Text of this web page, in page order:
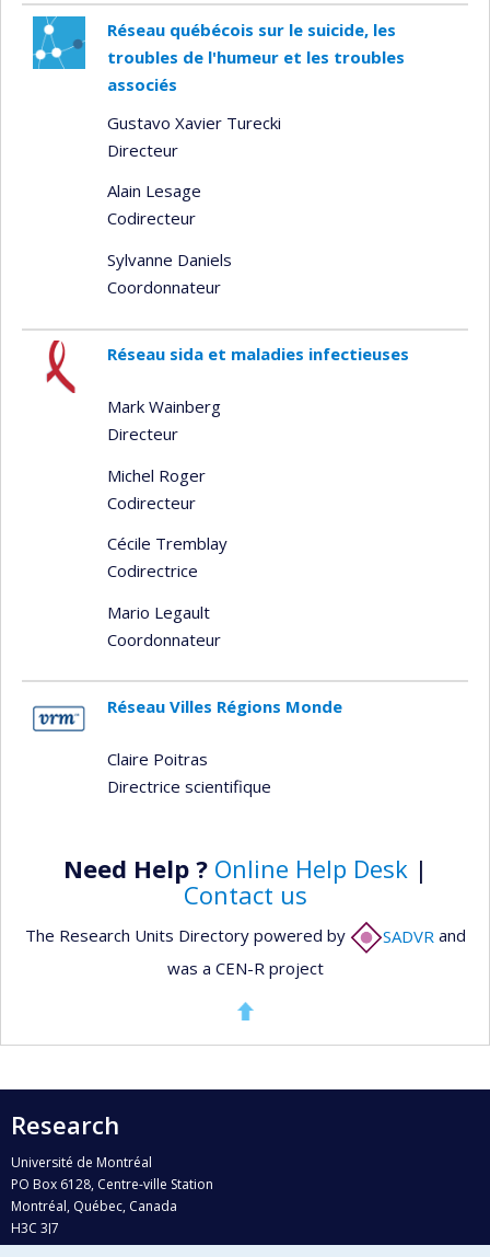
Réseau québécois sur le suicide, les
troubles de l'humeur et les troubles
associés
Gustavo Xavier Turecki
Directeur
Alain Lesage
Codirecteur
Sylvanne Daniels
Coordonnateur
Réseau sida et maladies infectieuses
Mark Wainberg
Directeur
Michel Roger
Codirecteur
Cécile Tremblay
Codirectrice
Mario Legault
Coordonnateur
Réseau Villes Régions Monde
Claire Poitras
Directrice scientifique
Need Help ? Online Help Desk |
Contact us
The Research Units Directory powered by SADVR and
was a CEN-R project
Research
Université de Montréal
PO Box 6128, Centre-ville Station
Montréal, Québec, Canada
H3C 3J7